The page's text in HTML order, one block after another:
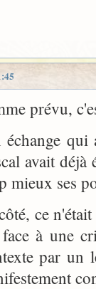
prévu,
échange
avait
mieux ses
ce
à une
par un